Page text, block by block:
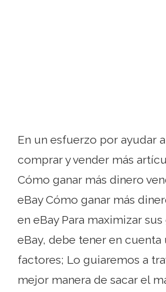
En un esfuerzo por ayudar
comprar y vender más
Cómo ganar más dinero
eBay Cómo ganar más
en eBay Para maximizar sus
eBay, debe tener en cuenta
factores; Lo guiaremos a
mejor manera de sacar el